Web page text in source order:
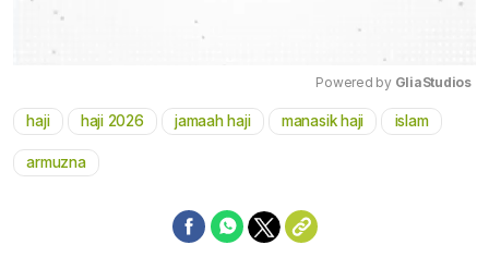
Mute
Powered by GliaStudios
haji haji 2026 jamaah haji manasik haji islam
armuzna